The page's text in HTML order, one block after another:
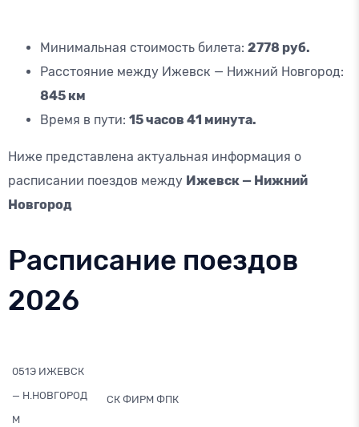
Минимальная стоимость билета: 2778 руб.
Расстояние между Ижевск — Нижний Новгород:
845 км
Время в пути: 15 часов 41 минута.
Ниже представлена актуальная информация о
расписании поездов между Ижевск — Нижний
Новгород
Расписание поездов
2026
051Э ИЖЕВСК
— Н.НОВГОРОД
М
СК ФИРМ ФПК